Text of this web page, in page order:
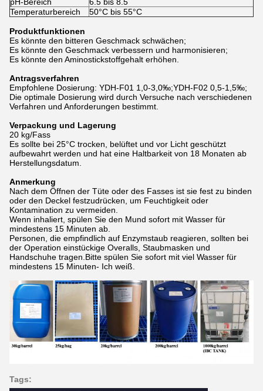
Temperaturbereich
50°C bis 55°C
Produktfunktionen
Es könnte den bitteren Geschmack schwächen;
Es könnte den Geschmack verbessern und harmonisieren;
Es könnte den Aminostickstoffgehalt erhöhen.
Antragsverfahren
Empfohlene Dosierung: YDH-F01 1,0-3,0‰;YDH-F02 0,5-1,5‰;
Die optimale Dosierung wird durch Versuche nach verschiedenen
Verfahren und Anforderungen bestimmt.
Verpackung und Lagerung
20 kg/Fass
Es sollte bei 25°C trocken, belüftet und vor Licht geschützt
aufbewahrt werden und hat eine Haltbarkeit von 18 Monaten ab
Herstellungsdatum.
Anmerkung
Nach dem Öffnen der Tüte oder des Fasses ist sie fest zu binden
oder den Deckel festzudrücken, um Feuchtigkeit oder
Kontamination zu vermeiden.
Wenn inhaliert, spülen Sie den Mund sofort mit Wasser für
mindestens 15 Minuten ab.
Personen, die empfindlich auf Enzymstaub reagieren, sollten bei
der Operation einstückige Overalls, Staubmasken und
Handschuhe tragen.Bitte spülen Sie sofort mit viel Wasser für
mindestens 15 Minuten- Ich weiß.
Tags: